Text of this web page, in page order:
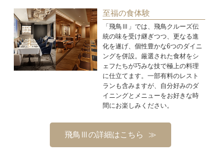
至福の食体験
「飛鳥Ⅲ」では、飛鳥クルーズ伝
統の味を受け継ぎつつ、更なる進
化を遂げ、個性豊かな6つのダイニ
ングを併設。厳選された食材をシ
ェフたちが巧みな技で極上の料理
に仕立てます。一部有料のレスト
ランも含みますが、自分好みのダ
イニングとメニューをお好きな時
間にお楽しみください。
飛鳥Ⅲの詳細はこちら